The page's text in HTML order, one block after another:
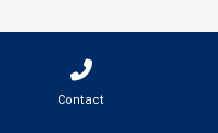
Contact